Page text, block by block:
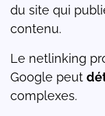
du site qui
contenu.
Le netlinking
Google peut
complexes.